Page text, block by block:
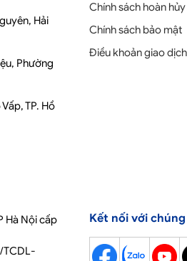
Hải
Phường
TP. Hồ
Chính sách hoàn hủy
Chính sách bảo mật
Điều khoản giao dịch
Hà Nội cấp
TCDL-
Kết nối với